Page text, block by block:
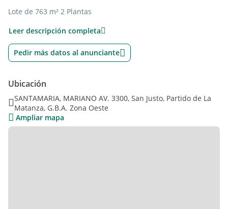
Lote de 763 m² 2 Plantas
Exclusiva propiedad ubicada en una de las zonas más
buscadas de San Justo, sobre avenida de alto tránsito y
excelente conectividad. Ideal para familias que buscan
Distribución y Características:
Planta baja:
Leer descripción completa
Pedir más datos al anunciante
Ubicación
SANTAMARIA, MARIANO AV. 3300, San Justo, Partido de La
Matanza, G.B.A. Zona Oeste
Ampliar mapa